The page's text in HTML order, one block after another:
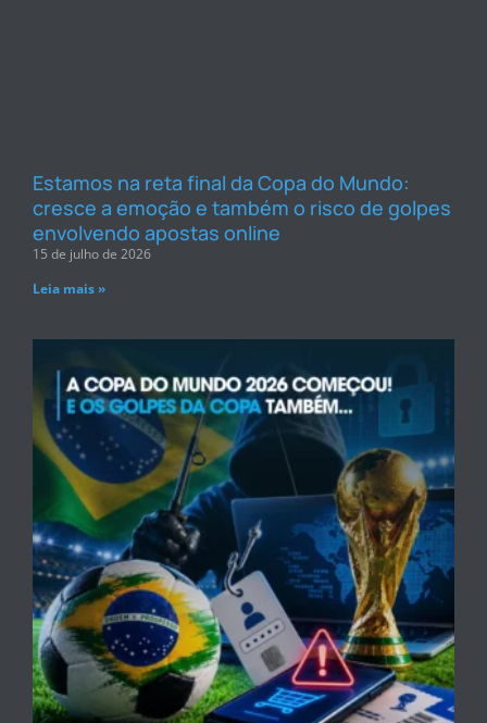
Estamos na reta final da Copa do Mundo:
cresce a emoção e também o risco de golpes
envolvendo apostas online
15 de julho de 2026
Leia mais »